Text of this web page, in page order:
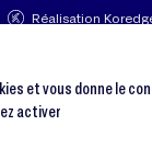
Réalisation
et vous donne le
activer